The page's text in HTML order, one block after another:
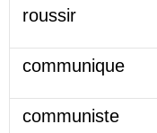
roussir
communique
communiste